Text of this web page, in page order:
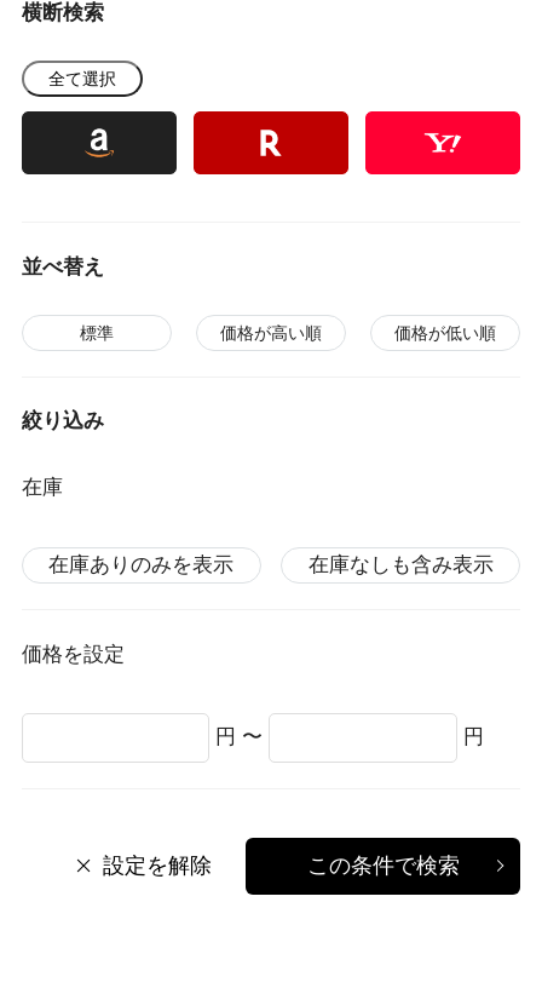
横断検索
全て選択
並べ替え
標準 価格が高い順 価格が低い順
絞り込み
在庫
在庫ありのみを表示 在庫なしも含み表示
価格を設定
円 〜 円
設定を解除 この条件で検索